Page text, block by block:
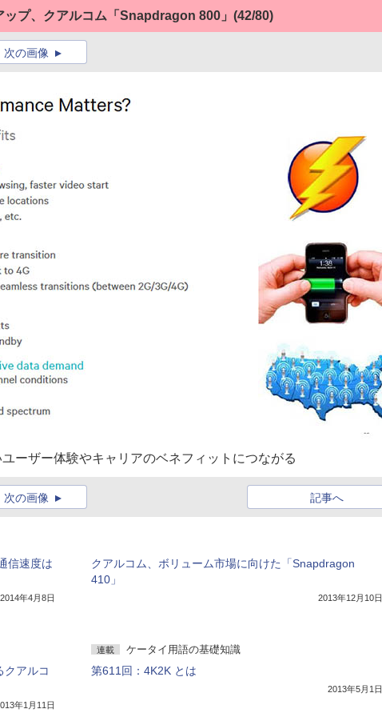
プ、クアルコム「Snapdragon 800」 (42/80)
次の画像
ーザー体験やキャリアのベネフィットにつながる
記事へ
次の画像
信速度は
2014年4月8日
クアルコム、ボリューム市場に向けた「Snapdragon
410」
2013年12月10日
クアルコ
年1月11日
連載 ケータイ用語の基礎知識
第611回：4K2K とは
2013年5月1日